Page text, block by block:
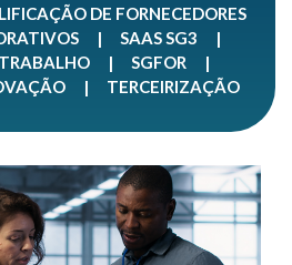
DE FORNECEDORES
| SAAS SG3
|
| SGFOR
|
| TERCEIRIZAÇÃO